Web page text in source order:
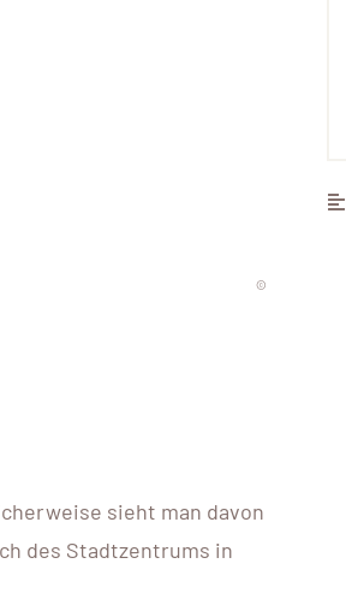
©
sieht man davon
des Stadtzentrums in